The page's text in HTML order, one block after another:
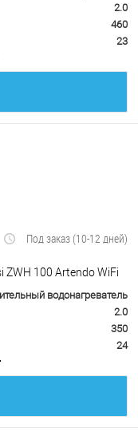
2.0
460
23
Под заказ (10-12 дней)
ZWH 100 Artendo WiFi
водонагреватель
2.0
350
24